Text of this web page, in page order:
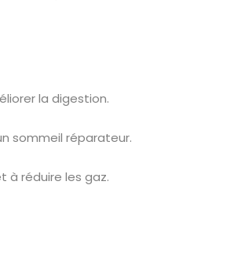
la digestion.
sommeil réparateur.
à réduire les gaz.